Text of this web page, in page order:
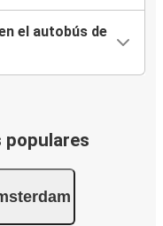
el autobús de
populares